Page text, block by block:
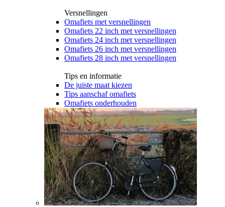
Versnellingen
Omafiets met versnellingen
Omafiets 22 inch met versnellingen
Omafiets 24 inch met versnellingen
Omafiets 26 inch met versnellingen
Omafiets 28 inch met versnellingen
Tips en informatie
De juiste maat kiezen
Tips aanschaf omafiets
Omafiets onderhouden